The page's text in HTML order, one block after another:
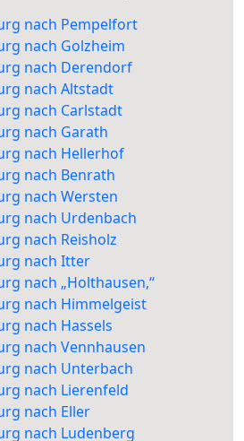
nach Pempelfort
nach Golzheim
nach Derendorf
nach Altstadt
nach Carlstadt
nach Garath
nach Hellerhof
nach Benrath
nach Wersten
nach Urdenbach
nach Reisholz
nach Itter
nach „Holthausen,“
nach Himmelgeist
nach Hassels
nach Vennhausen
nach Unterbach
nach Lierenfeld
nach Eller
nach Ludenberg